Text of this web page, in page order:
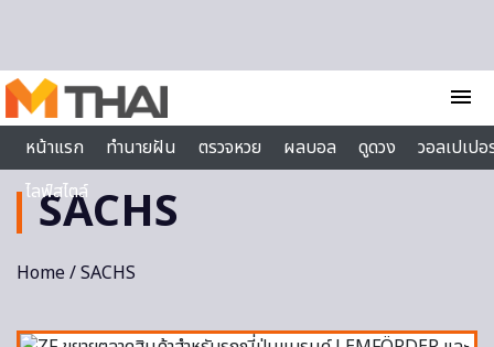
menu
หน้าแรก
ทำนายฝัน ตรวจหวย ผลบอล ดูดวง
วอลเปเป
ไลฟ์สไตล์
SACHS
Home/ SACHS